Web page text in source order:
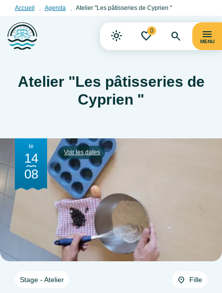
Accueil Agenda Atelier "Les pâtisseries de Cyprien "
0
MENU
Atelier "Les pâtisseries de
Cyprien "
le
14
08
Voir les dates
Stage - Atelier Fille